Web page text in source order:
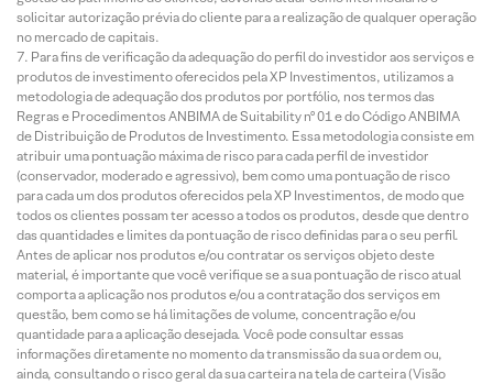
solicitar autorização prévia do cliente para a realização de qualquer operação
no mercado de capitais.
Para fins de verificação da adequação do perfil do investidor aos serviços e
produtos de investimento oferecidos pela XP Investimentos, utilizamos a
metodologia de adequação dos produtos por portfólio, nos termos das
Regras e Procedimentos ANBIMA de Suitability nº 01 e do Código ANBIMA
de Distribuição de Produtos de Investimento. Essa metodologia consiste em
atribuir uma pontuação máxima de risco para cada perfil de investidor
(conservador, moderado e agressivo), bem como uma pontuação de risco
para cada um dos produtos oferecidos pela XP Investimentos, de modo que
todos os clientes possam ter acesso a todos os produtos, desde que dentro
das quantidades e limites da pontuação de risco definidas para o seu perfil.
Antes de aplicar nos produtos e/ou contratar os serviços objeto deste
material, é importante que você verifique se a sua pontuação de risco atual
comporta a aplicação nos produtos e/ou a contratação dos serviços em
questão, bem como se há limitações de volume, concentração e/ou
quantidade para a aplicação desejada. Você pode consultar essas
informações diretamente no momento da transmissão da sua ordem ou,
ainda, consultando o risco geral da sua carteira na tela de carteira (Visão